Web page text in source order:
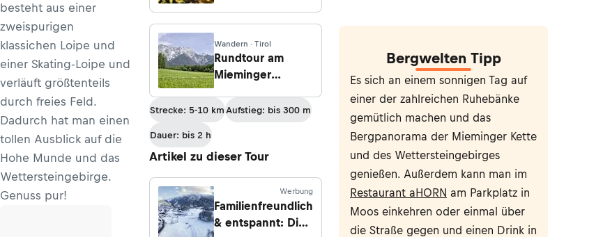
besteht aus einer
zweispurigen
klassichen Loipe und
einer Skating-Loipe und
verläuft größtenteils
durch freies Feld.
Dadurch hat man einen
tollen Ausblick auf die
Hohe Munde und das
Wettersteingebirge.
Genuss pur!
Wandern · Tirol
Rundtour am
Mieminger
Strecke: 5-10 km Aufstieg: bis 300 m
Dauer: bis 2 h
Artikel zu dieser Tour
Familienfreundlich
& entspannt: Die
Werbung
Bergwelten Tipp
Es sich an einem sonnigen Tag auf
einer der zahlreichen Ruhebänke
gemütlich machen und das
Bergpanorama der Mieminger Kette
und des Wettersteingebirges
genießen. Außerdem kann man im
Restaurant aHORN am Parkplatz in
Moos einkehren oder einmal über
die Straße gegen und einen Drink in